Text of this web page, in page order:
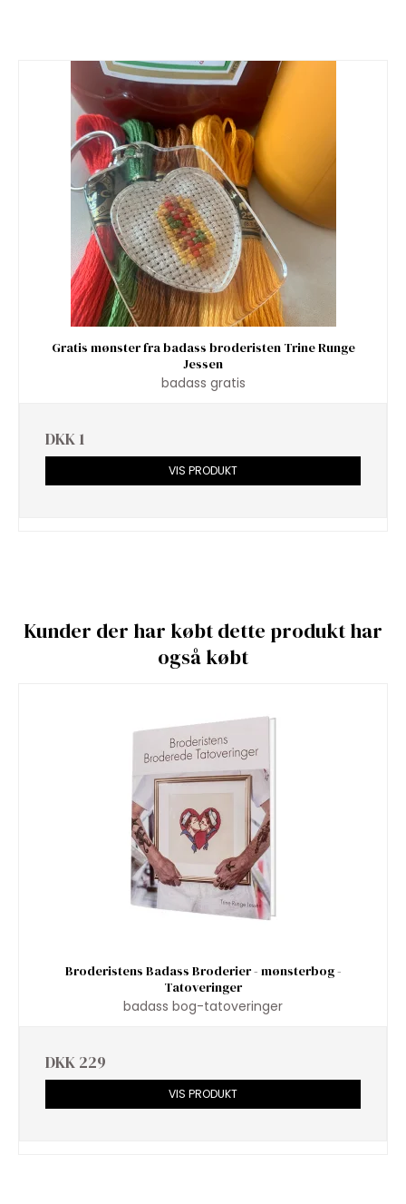
Gratis mønster fra badass broderisten Trine Runge
Jessen
badass gratis
DKK 1
VIS PRODUKT
Kunder der har købt dette produkt har
også købt
Broderistens Badass Broderier - mønsterbog -
Tatoveringer
badass bog-tatoveringer
DKK 229
VIS PRODUKT